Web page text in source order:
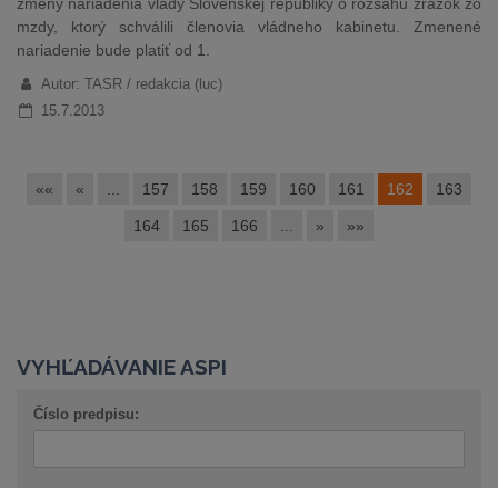
mzdy, ktorý schválili členovia vládneho kabinetu. Zmenené
nariadenie bude platiť od 1.
Autor: TASR / redakcia (luc)
15.7.2013
«« « 157 158 159 160 161 162 163
164 165 166 » »»
VYHĽADÁVANIE ASPI
Číslo predpisu: